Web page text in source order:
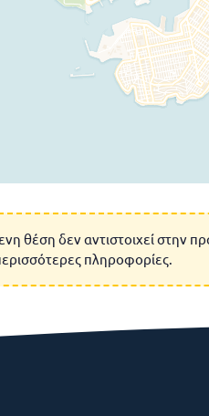
θέση δεν αντιστοιχεί στην
πληροφορίες.